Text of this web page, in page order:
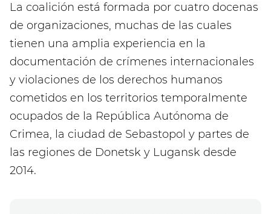
La coalición está formada por cuatro docenas
de organizaciones, muchas de las cuales
tienen una amplia experiencia en la
documentación de crímenes internacionales
y violaciones de los derechos humanos
cometidos en los territorios temporalmente
ocupados de la República Autónoma de
Crimea, la ciudad de Sebastopol y partes de
las regiones de Donetsk y Lugansk desde
2014.